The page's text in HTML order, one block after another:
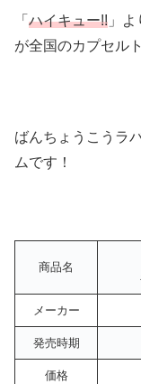
「 ハイキュー!! 」よ
が全国のカプセル
ばんちょうこうラ
ムです！
商品名
キ
メーカー
発売時期
価格